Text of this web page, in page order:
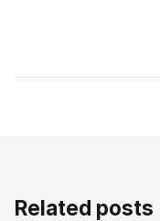
Related posts